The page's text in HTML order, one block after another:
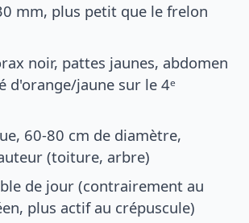
mm, plus petit que le frelon
noir, pattes jaunes, abdomen
d'orange/jaune sur le 4ᵉ
60-80 cm de diamètre,
(toiture, arbre)
de jour (contrairement au
plus actif au crépuscule)